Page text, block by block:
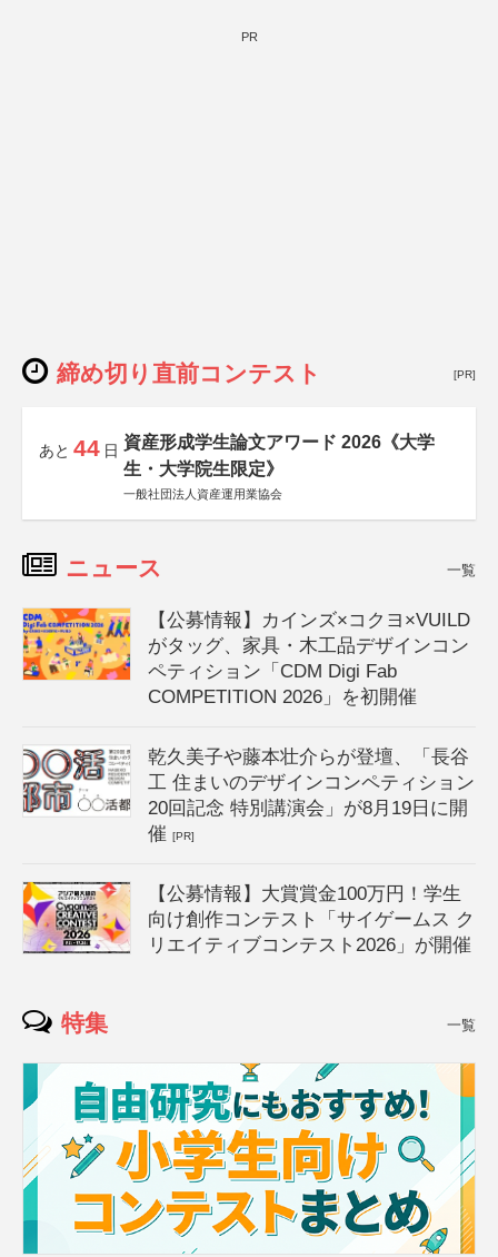
PR
締め切り直前コンテスト [PR]
あと 44 日 資産形成学生論文アワード 2026《大学
生・大学院生限定》
一般社団法人資産運用業協会
ニュース 一覧
【公募情報】カインズ×コクヨ×VUILD
がタッグ、家具・木工品デザインコン
ペティション「CDM Digi Fab
COMPETITION 2026」を初開催
乾久美子や藤本壮介らが登壇、「長谷
工 住まいのデザインコンペティション
20回記念 特別講演会」が8月19日に開
催[PR]
【公募情報】大賞賞金100万円！学生
向け創作コンテスト「サイゲームス ク
リエイティブコンテスト2026」が開催
特集 一覧